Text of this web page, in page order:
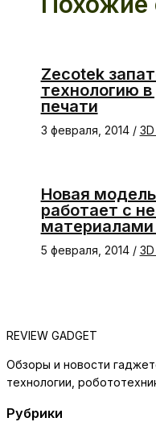
Zecotek
технологию
печати
3 февраля, 2014 /
Новая
работает с
материалами
5 февраля, 2014 /
REVIEW GADGET
Обзоры и новости
технологии,
Рубрики